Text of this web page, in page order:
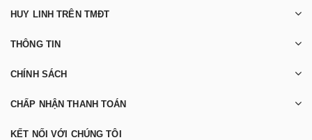
HUY LINH TRÊN TMĐT
THÔNG TIN
CHÍNH SÁCH
CHẤP NHẬN THANH TOÁN
KẾT NỐI VỚI CHÚNG TÔI